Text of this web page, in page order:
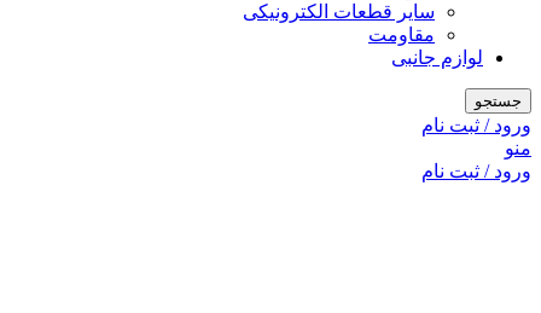
سایر قطعات الکترونیکی
مقاومت
لوازم جانبی
جستجو
ورود / ثبت نام
منو
ورود / ثبت نام